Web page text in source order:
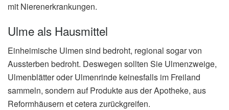
mit Nierenerkrankungen.
Ulme als Hausmittel
Einheimische Ulmen sind bedroht, regional sogar von
Aussterben bedroht. Deswegen sollten Sie Ulmenzweige,
Ulmenblätter oder Ulmenrinde keinesfalls im Freiland
sammeln, sondern auf Produkte aus der Apotheke, aus
Reformhäusern et cetera zurückgreifen.